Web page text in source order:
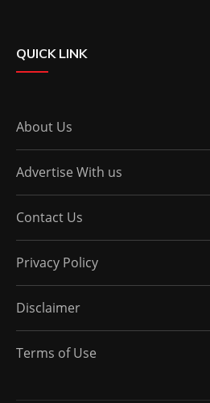
QUICK LINK
About Us
Advertise With us
Contact Us
Privacy Policy
Disclaimer
Terms of Use